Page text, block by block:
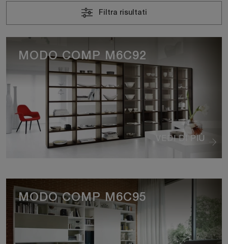
Filtra risultati
VEDI DI PIÙ
MODO COMP M6C92
MODO COMP M6C95